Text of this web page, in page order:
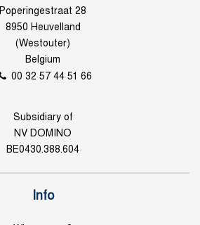
Poperingestraat 28
8950 Heuvelland
(Westouter)
Belgium
00 32 57 44 51 66
Subsidiary of
NV DOMINO
BE0430.388.604
Info